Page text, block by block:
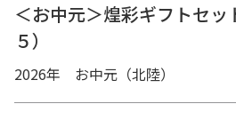
＜お中元＞煌彩ギフトセッ
５）
2026年 お中元（北陸）